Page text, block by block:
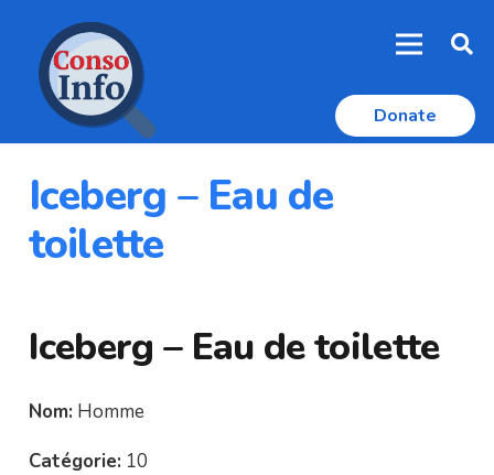
Donate
Iceberg – Eau de
toilette
Iceberg – Eau de toilette
Nom: Homme
Catégorie: 10